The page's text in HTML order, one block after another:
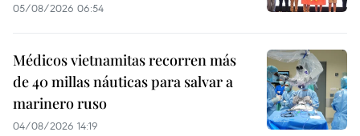
05/08/2026 06:54
Médicos vietnamitas recorren más
de 40 millas náuticas para salvar a
marinero ruso
04/08/2026 14:19